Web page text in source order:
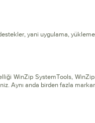
yani uygulama,
WinZip SystemTools,
Aynı anda birden fazla